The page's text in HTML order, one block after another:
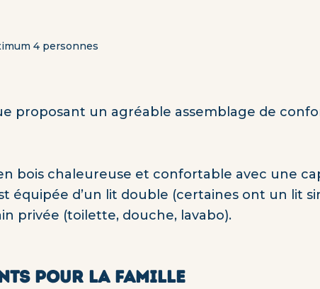
4 personnes
proposant un agréable assemblage de
bois chaleureuse et confortable avec une
équipée d’un lit double (certaines ont un lit
privée (toilette, douche, lavabo).
POUR LA FAMILLE